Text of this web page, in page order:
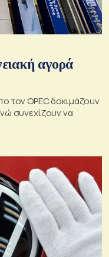
αγορά
τον OPEC δοκιμάζουν
συνεχίζουν να